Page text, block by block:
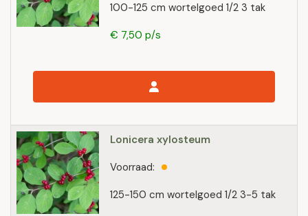
100-125 cm wortelgoed 1/2 3 tak
€ 7,50 p/s
Lonicera xylosteum
125-150 cm wortelgoed 1/2 3-5 tak
Voorraad: